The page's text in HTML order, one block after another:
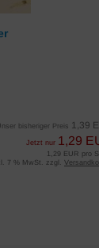
bisheriger Preis 1,39
Jetzt nur 1,29
1,29 EUR pro
7 % MwSt. zzgl.